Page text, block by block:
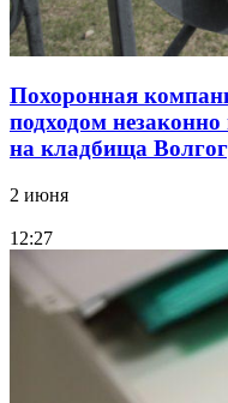
Похоронная
подходом
на кладбища
2 июня
12:27